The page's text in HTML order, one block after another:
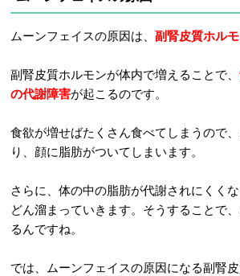
ムーンフェイスの原因は、 副腎皮質ホル
副腎皮質ホルモンが体内で増えることで、
の代謝障害が起こるのです。
食欲が増せばたくさん食べてしまうので
り、顔に脂肪がついてしまいます。
さらに、体の中の脂肪が代謝されにくく
どん溜まっていきます。そうすることで
るんですね。
では、ムーンフェイスの原因になる副腎皮